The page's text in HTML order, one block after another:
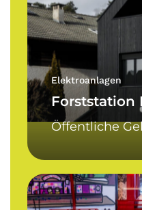
Elektroanlagen
Forststation
Öffentliche
Absam
Stube